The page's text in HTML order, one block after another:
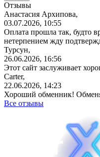
Отзывы
Анастасия Архипова,
03.07.2026, 10:55
Оплата прошла так, будто
нетерпением жду
Турсун,
26.06.2026, 16:56
Этот сайт заслуживает
Carter,
22.06.2026, 14:23
Хороший обменник!
Все отзывы